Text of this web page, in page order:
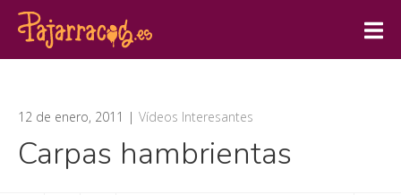
12 de enero, 2011 Vídeos Interesantes
Carpas hambrientas